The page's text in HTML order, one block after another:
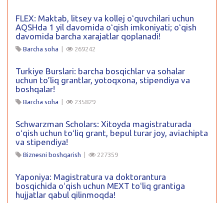
FLEX: Maktab, litsey va kollej oʻquvchilari uchun
AQSHda 1 yil davomida oʻqish imkoniyati; oʻqish
davomida barcha xarajatlar qoplanadi!
Barcha soha | 269242
Turkiye Burslari: barcha bosqichlar va sohalar
uchun to’liq grantlar, yotoqxona, stipendiya va
boshqalar!
Barcha soha | 235829
Schwarzman Scholars: Xitoyda magistraturada
oʻqish uchun toʻliq grant, bepul turar joy, aviachipta
va stipendiya!
Biznesni boshqarish | 227359
Yaponiya: Magistratura va doktorantura
bosqichida oʻqish uchun MEXT toʻliq grantiga
hujjatlar qabul qilinmoqda!